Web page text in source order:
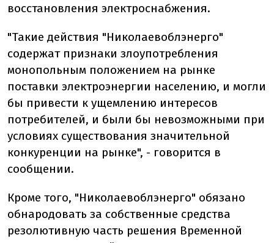
восстановления электроснабжения.
"Такие действия "Николаевоблэнерго"
содержат признаки злоупотребления
монопольным положением на рынке
поставки электроэнергии населению, и могли
бы привести к ущемлению интересов
потребителей, и были бы невозможными при
условиях существования значительной
конкуренции на рынке", - говорится в
сообщении.
Кроме того, "Николаевоблэнерго" обязано
обнародовать за собственные средства
резолютивную часть решения Временной